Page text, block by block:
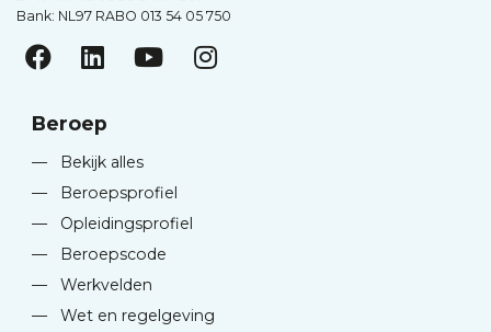
Bank: NL97 RABO 013 54 05 750
Beroep
—
Bekijk alles
—
Beroepsprofiel
—
Opleidingsprofiel
—
Beroepscode
—
Werkvelden
—
Wet en regelgeving